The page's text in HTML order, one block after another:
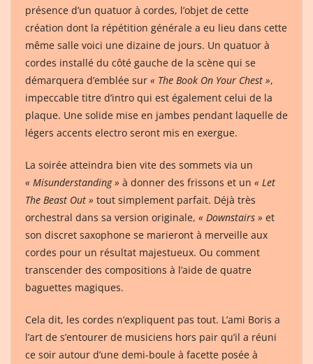
présence d’un quatuor à cordes, l’objet de cette
création dont la répétition générale a eu lieu dans cette
même salle voici une dizaine de jours. Un quatuor à
cordes installé du côté gauche de la scène qui se
démarquera d’emblée sur « The Book On Your Chest »,
impeccable titre d’intro qui est également celui de la
plaque. Une solide mise en jambes pendant laquelle de
légers accents electro seront mis en exergue.
La soirée atteindra bien vite des sommets via un
« Misunderstanding » à donner des frissons et un « Let
The Beast Out » tout simplement parfait. Déjà très
orchestral dans sa version originale, « Downstairs » et
son discret saxophone se marieront à merveille aux
cordes pour un résultat majestueux. Ou comment
transcender des compositions à l’aide de quatre
baguettes magiques.
Cela dit, les cordes n’expliquent pas tout. L’ami Boris a
l’art de s’entourer de musiciens hors pair qu’il a réuni
ce soir autour d’une demi-boule à facette posée à